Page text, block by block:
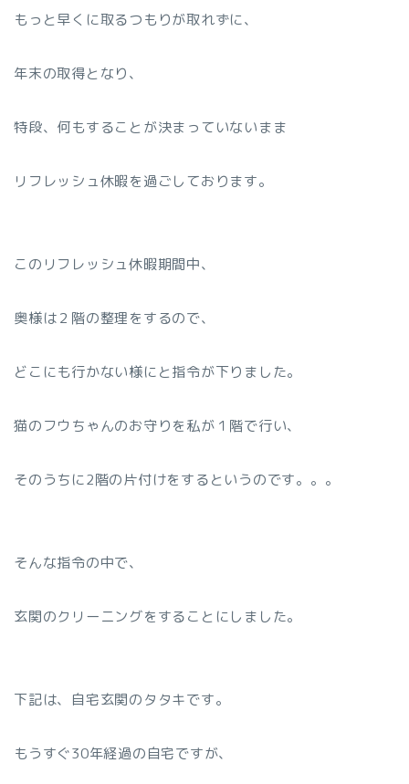
もっと早くに取るつもりが取れずに、
年末の取得となり、
特段、何もすることが決まっていないまま
リフレッシュ休暇を過ごしております。
このリフレッシュ休暇期間中、
奥様は２階の整理をするので、
どこにも行かない様にと指令が下りました。
猫のフウちゃんのお守りを私が１階で行い、
そのうちに2階の片付けをするというのです。。。
そんな指令の中で、
玄関のクリーニングをすることにしました。
下記は、自宅玄関のタタキです。
もうすぐ30年経過の自宅ですが、